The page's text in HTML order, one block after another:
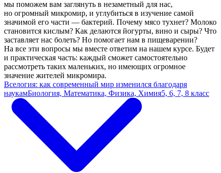
мы поможем вам заглянуть в незаметный для нас,
но огромный микромир, и углубиться в изучение самой
значимой его части — бактерий. Почему мясо тухнет? Молоко
становится кислым? Как делаются йогурты, вино и сыры? Что
заставляет нас болеть? Но помогает нам в пищеварении?
На все эти вопросы мы вместе ответим на нашем курсе. Будет
и практическая часть: каждый сможет самостоятельно
рассмотреть таких маленьких, но имеющих огромное
значение жителей микромира.
Вселогия: как современный мир изменился благодаря
наукамБиология, Математика, Физика, Химия5, 6, 7, 8 класс